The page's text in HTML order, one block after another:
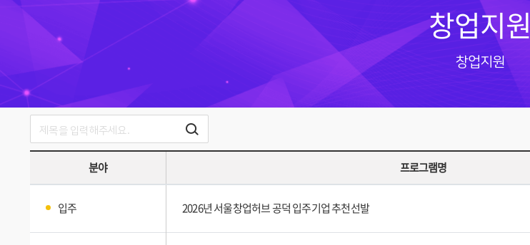
창업지원
창업지원
분야 프로그램명
입주 2026년 서울창업허브 공덕 입주기업 추천선발